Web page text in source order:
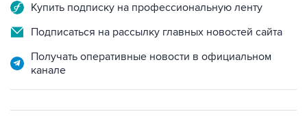
Купить подписку на профессиональную ленту
Подписаться на рассылку главных новостей сайта
Получать оперативные новости в официальном
канале